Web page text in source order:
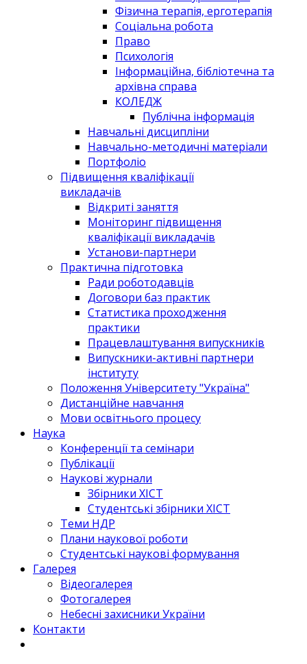
Фізична терапія, ерготерапія
Соціальна робота
Право
Психологія
Інформаційна, бібліотечна та
архівна справа
КОЛЕДЖ
Публічна інформація
Навчальні дисципліни
Навчально-методичні матеріали
Портфоліо
Підвищення кваліфікації
викладачів
Відкриті заняття
Моніторинг підвищення
кваліфікації викладачів
Установи-партнери
Практична підготовка
Ради роботодавців
Договори баз практик
Статистика проходження
практики
Працевлаштування випускників
Випускники-активні партнери
інституту
Положення Університету "Україна"
Дистанційне навчання
Мови освітнього процесу
Наука
Конференції та семінари
Публікації
Наукові журнали
Збірники ХІСТ
Студентські збірники ХІСТ
Теми НДР
Плани наукової роботи
Студентські наукові формування
Галерея
Відеогалерея
Фотогалерея
Небесні захисники України
Контакти